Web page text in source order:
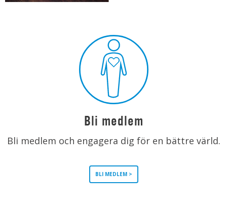
Bli medlem
Bli medlem och engagera dig för en bättre värld.
BLI MEDLEM >